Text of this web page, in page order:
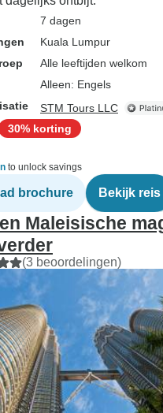
7 dagen
Kuala Lumpur
Alle leeftijden welkom
Alleen: Engels
STM Tours LLC
30% korting
to unlock savings
brochure Bekijk reis
Maleisische
(3 beoordelingen)